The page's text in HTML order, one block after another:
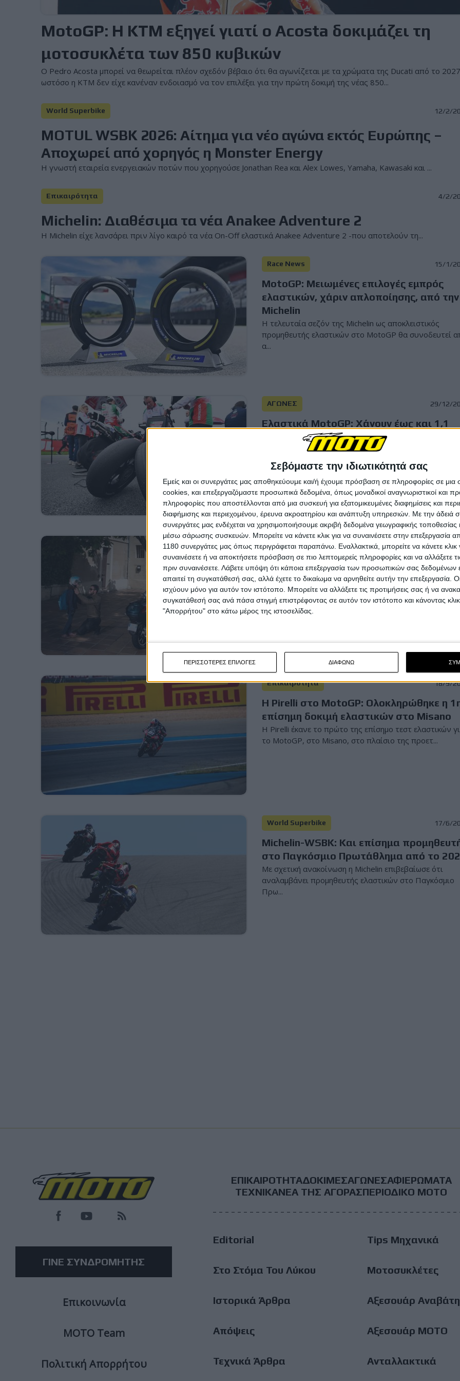
Σεβόμαστε την ιδιωτικότητά σας
Εμείς και οι συνεργάτες μας αποθηκεύουμε και/ή έχουμε πρόσβαση σε πληροφορίες σε
cookies, και επεξεργαζόμαστε προσωπικά δεδομένα, όπως μοναδικοί αναγνωριστικοί και
πληροφορίες που αποστέλλονται από μια συσκευή για εξατομικευμένες διαφημίσεις και
διαφήμισης και περιεχομένου, έρευνα ακροατηρίου και ανάπτυξη υπηρεσιών. Με την άδειά
συνεργάτες μας ενδέχεται να χρησιμοποιήσουμε ακριβή δεδομένα γεωγραφικής τοποθεσίας
μέσω σάρωσης συσκευών. Μπορείτε να κάνετε κλικ για να συναινέσετε στην επεξεργασία
1180 συνεργάτες μας όπως περιγράφεται παραπάνω. Εναλλακτικά, μπορείτε να κάνετε κλικ
συναινέσετε ή να αποκτήσετε πρόσβαση σε πιο λεπτομερείς πληροφορίες και να αλλάξετε
πριν συναινέσετε. Λάβετε υπόψη ότι κάποια επεξεργασία των προσωπικών σας δεδομένων
απαιτεί τη συγκατάθεσή σας, αλλά έχετε το δικαίωμα να αρνηθείτε αυτήν την επεξεργασία.
ισχύουν μόνο για αυτόν τον ιστότοπο. Μπορείτε να αλλάξετε τις προτιμήσεις σας ή να
συγκατάθεσή σας ανά πάσα στιγμή επιστρέφοντας σε αυτόν τον ιστότοπο και κάνοντας
"Απορρήτου" στο κάτω μέρος της ιστοσελίδας.
ΠΕΡΙΣΣΟΤΕΡΕΣ ΕΠΙΛΟΓΕΣ ΔΙΑΦΩΝΩ
MotoGP: Η KTM εξηγεί γιατί ο Acosta δοκιμάζει τη
μοτοσυκλέτα των 850 κυβικών
Ο Pedro Acosta μπορεί να θεωρείται πλέον σχεδόν βέβαιο ότι θα αγωνίζεται με τα χρώματα της Ducati από το
ωστόσο η KTM δεν είχε κανέναν ενδοιασμό να τον επιλέξει για την πρώτη δοκιμή της νέας 850...
World Superbike 12/2/
MOTUL WSBK 2026: Αίτημα για νέο αγώνα εκτός Ευρώπης –
Αποχωρεί από χορηγός η Monster Energy
Η γνωστή εταιρεία ενεργειακών ποτών που χορηγούσε Jonathan Rea και Alex Lowes, Yamaha, Kawasaki και ...
Επικαιρότητα 4/2/
Michelin: Διαθέσιμα τα νέα Anakee Adventure 2
Η Michelin είχε λανσάρει πριν λίγο καιρό τα νέα On-Off ελαστικά Anakee Adventure 2 -που αποτελούν τη...
Race News 15/1/
MotoGP: Μειωμένες επιλογές εμπρός
ελαστικών, χάριν απλοποίησης, από την
Michelin
Η τελευταία σεζόν της Michelin ως αποκλειστικός
προμηθευτής ελαστικών στο MotoGP θα συνοδευτεί
α...
ΑΓΩΝΕΣ 29/12/
Ελαστικά MotoGP: Χάνουν έως και 1,1
κιλό σε κάθε αγώνα! - Διαστημική
απόδοση με εξωπραγματικές απώλειες
Είναι και αυτά στρογγυλά και μαύρα, όπως και όλα τα
υπόλοιπα ελαστικά, όμως η απόδοσή τους βρίσκεται...
Επικαιρότητα 11/11/
Michelin City Grip 2: Το ελαστικό που
θέλεις στην καθημερινότητά σου
Στους ελληνικούς δρόμους η επιλογή του σωστού
ελαστικού έχει ακόμη μεγαλύτερη σημασία για την
ασφάλε...
Επικαιρότητα 18/9/
Η Pirelli στο MotoGP: Ολοκληρώθηκε η
επίσημη δοκιμή ελαστικών στο Misano
Η Pirelli έκανε το πρώτο της επίσημο τεστ ελαστικών
το MotoGP, στο Misano, στο πλαίσιο της προετ...
World Superbike 17/6/
Michelin-WSBK: Και επίσημα
στο Παγκόσμιο Πρωτάθλημα από το
Με σχετική ανακοίνωση η Michelin επιβεβαίωσε ότι
αναλαμβάνει προμηθευτής ελαστικών στο Παγκόσμιο
Πρω...
ΓΙΝΕ ΣΥΝΔΡΟΜΗΤΗΣ
Επικοινωνία
ΜΟΤΟ Team
Πολιτική Απορρήτου
Footer
Main
Menu
ΕΠΙΚΑΙΡΟΤΗΤΑΔΟΚΙΜΕΣΑΓΩΝΕΣΑΦΙΕΡΩΜΑΤΑ
ΤΕΧΝΙΚΑΝΕΑ ΤΗΣ ΑΓΟΡΑΣΠΕΡΙΟΔΙΚΟ ΜΟΤΟ
Editorial
Στο Στόμα Του Λύκου
Ιστορικά Άρθρα
Απόψεις
Τεχνικά Άρθρα
Tips Μηχανικά
Μοτοσυκλέτες
Αξεσουάρ Αναβάτη
Αξεσουάρ ΜΟΤΟ
Ανταλλακτικά